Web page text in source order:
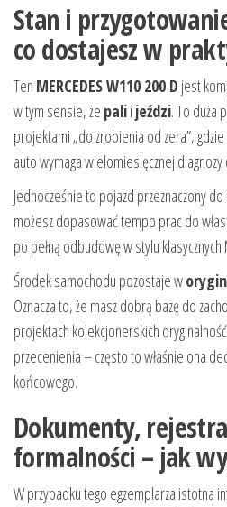
Stan i
co dostajesz w
Ten MERCEDES W110 200 D jest
w tym sensie, że palii jeździ. To duża
projektami „do zrobienia od zera”,
auto wymaga wielomiesięcznej
Jednocześnie to pojazd przeznaczony do
możesz dopasować tempo prac do
po pełną odbudowę w stylu
Środek samochodu pozostaje w
Oznacza to, że masz dobrą bazę do
projektach kolekcjonerskich
przecenienia – często to właśnie ona
końcowego.
Dokumenty,
formalności – jak
W przypadku tego egzemplarza istotna